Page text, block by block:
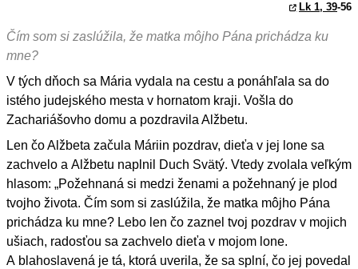
Lk 1, 39-56
Čím som si zaslúžila, že matka môjho Pána prichádza ku
mne?
V tých dňoch sa Mária vydala na cestu a ponáhľala sa do
istého judejského mesta v hornatom kraji. Vošla do
Zachariášovho domu a pozdravila Alžbetu.
Len čo Alžbeta začula Máriin pozdrav, dieťa v jej lone sa
zachvelo a Alžbetu naplnil Duch Svätý. Vtedy zvolala veľkým
hlasom: „Požehnaná si medzi ženami a požehnaný je plod
tvojho života. Čím som si zaslúžila, že matka môjho Pána
prichádza ku mne? Lebo len čo zaznel tvoj pozdrav v mojich
ušiach, radosťou sa zachvelo dieťa v mojom lone.
A blahoslavená je tá, ktorá uverila, že sa splní, čo jej povedal